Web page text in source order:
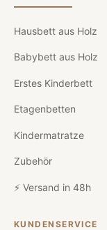
Hausbett aus Holz
Babybett aus Holz
Erstes Kinderbett
Etagenbetten
Kindermatratze
Zubehör
⚡ Versand in 48h
KUNDENSERVICE